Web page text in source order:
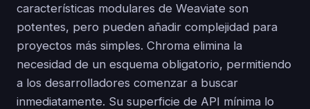
características modulares de Weaviate son
potentes, pero pueden añadir complejidad para
proyectos más simples. Chroma elimina la
necesidad de un esquema obligatorio, permitiendo
a los desarrolladores comenzar a buscar
inmediatamente. Su superficie de API mínima lo